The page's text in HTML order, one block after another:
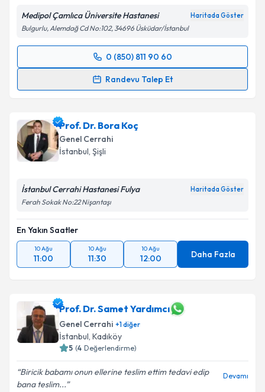
kapsamda işlenmesini kabul ediyorum.
Takvim Talebini Gönder
Medipol Çamlıca Üniversite Hastanesi Haritada Göster
Bulgurlu, Alemdağ Cd No:102, 34696 Üsküdar/İstanbul
0 (850) 811 90 60
Randevu Talep Et
Randevu Takvimi Talebi
takvim hazırlandığında e-posta ile bilgilendireceğiz.
E-posta Adresiniz
Kişisel verilerimin işlenmesine ilişkin
Metni'ni okudum ve kişisel verilerimin belirtilen
kapsamda işlenmesini kabul ediyorum.
Takvim Talebini Gönder
Prof. Dr. Bora Koç
Genel Cerrahi
İstanbul, Şişli
İstanbul Cerrahi Hastanesi Fulya Haritada Göster
Ferah Sokak No:22 Nişantaşı
En Yakın Saatler
10 Ağu
11:00
10 Ağu
11:30
10 Ağu
12:00 Daha Fazla
Prof. Dr. Samet Yardımcı
Genel Cerrahi +1diğer
İstanbul, Kadıköy
5 (4 Değerlendirme)
Biricik babamı onun ellerine teslim ettim tedavi edip
bana teslim...
Devamı